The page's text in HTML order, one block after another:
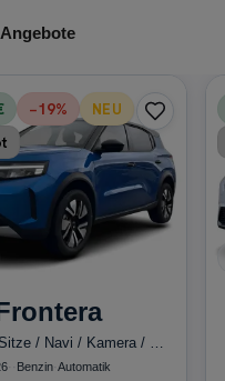
−19% NEU
1.2 GS / 7-Sitze / Navi / Kamera / Einparkhilfe
Benzin Automatik